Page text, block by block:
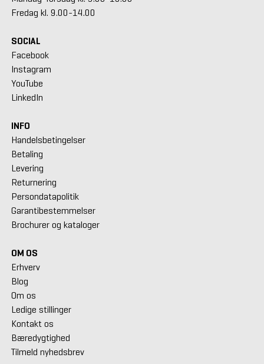
Fredag kl. 9.00-14.00
SOCIAL
Facebook
Instagram
YouTube
LinkedIn
INFO
Handelsbetingelser
Betaling
Levering
Returnering
Persondatapolitik
Garantibestemmelser
Brochurer og kataloger
OM OS
Erhverv
Blog
Om os
Ledige stillinger
Kontakt os
Bæredygtighed
Tilmeld nyhedsbrev